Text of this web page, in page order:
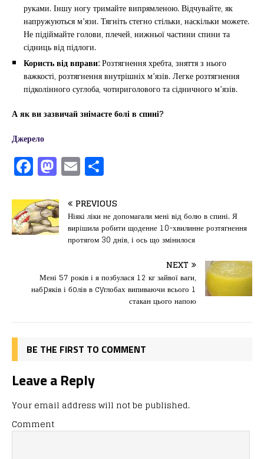
руками. Іншу ногу тримайте випрямленою. Відчувайте, як
напружуються м’язи. Тягніть стегно стільки, наскільки можете.
Не підіймайте голови, плечей, нижньої частини спини та
сідниць від підлоги.
Користь від вправи:Розтягнення хребта, зняття з нього
важкості, розтягнення внутрішніх м’язів. Легке розтягнення
підколінного суглоба, чотириголового та сідничного м’язів.
А як ви зазвичай знімаєте болі в спині?
Джерело
F
a
c
e
b
o
k
M
a
st
o
d
n
E
m
ai
l
іл
и
т
я
PREVIOUS
Ніякі ліки не допомагали мені від болю в спині. Я
вирішила робити щоденне 10-хвилинне розтягнення
протягом 30 днів, і ось що змінилося
NEXT
Мені 57 років і я позбулася 12 кг зайвої ваги,
набpяків і бoлів в cyглобах випиваючи всього 1
стакан цього напою
BE THE FIRST TO COMMENT
Leave a Reply
Your email address will not be published.
Comment